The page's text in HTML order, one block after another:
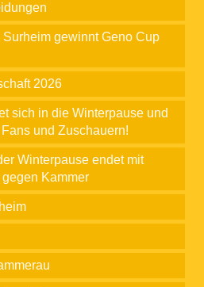
gewinnt Geno Cup
2026
sich in die Winterpause und
und Zuschauern!
Winterpause endet mit
Kammer